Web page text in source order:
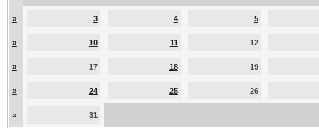
» 3 4 5
» 10 11 12
» 17 18 19
» 24 25 26
» 31